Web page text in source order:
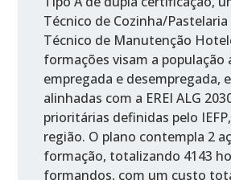
Técnico de Cozinha/
Técnico de Manutenção
formações visam a população
empregada e desempregada,
alinhadas com a EREI ALG
prioritárias definidas pelo
região. O plano contempla 2
formação, totalizando 4143
formandos, com um custo